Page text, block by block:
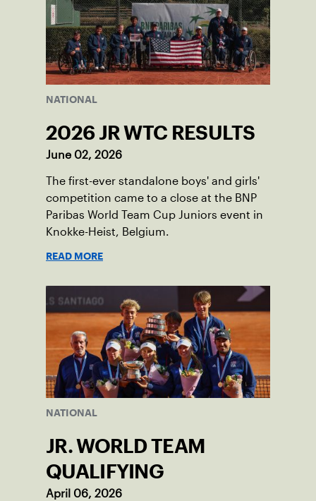
NATIONAL
2026 JR WTC RESULTS
June 02, 2026
The first-ever standalone boys' and girls'
competition came to a close at the BNP
Paribas World Team Cup Juniors event in
Knokke-Heist, Belgium.
READ MORE
NATIONAL
JR. WORLD TEAM
QUALIFYING
April 06, 2026